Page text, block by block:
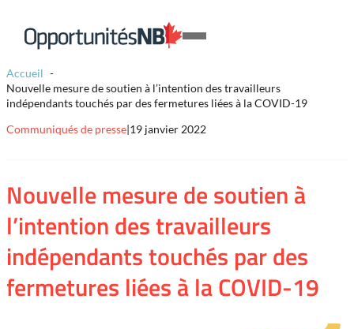
Skip to content
Lien
page
Open
Accueil
Nouvelle mesure de soutien à l’intention des travailleurs
indépendants touchés par des fermetures liées à la COVID-19
Nouvelle mesure de soutien à
l’intention des travailleurs
indépendants touchés par des
fermetures liées à la COVID-19
Communiqués de presse|19 janvier 2022